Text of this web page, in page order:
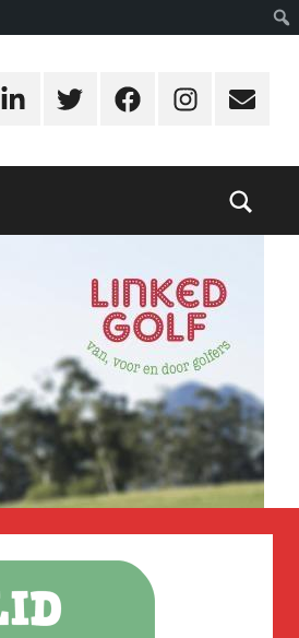
LinkedInTwitterFacebookInstagram
E-